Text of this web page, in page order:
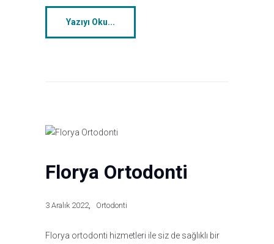
Yazıyı Oku...
Florya Ortodonti
3 Aralık 2022 Ortodonti
Florya ortodonti hizmetleri ile siz de sağlıklı bir